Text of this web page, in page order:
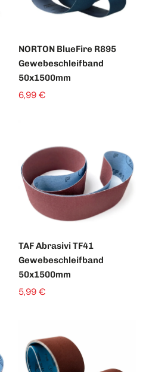
NORTON BlueFire R895
Gewebeschleifband
50x1500mm
6,99 €
TAF Abrasivi TF41
Gewebeschleifband
50x1500mm
5,99 €